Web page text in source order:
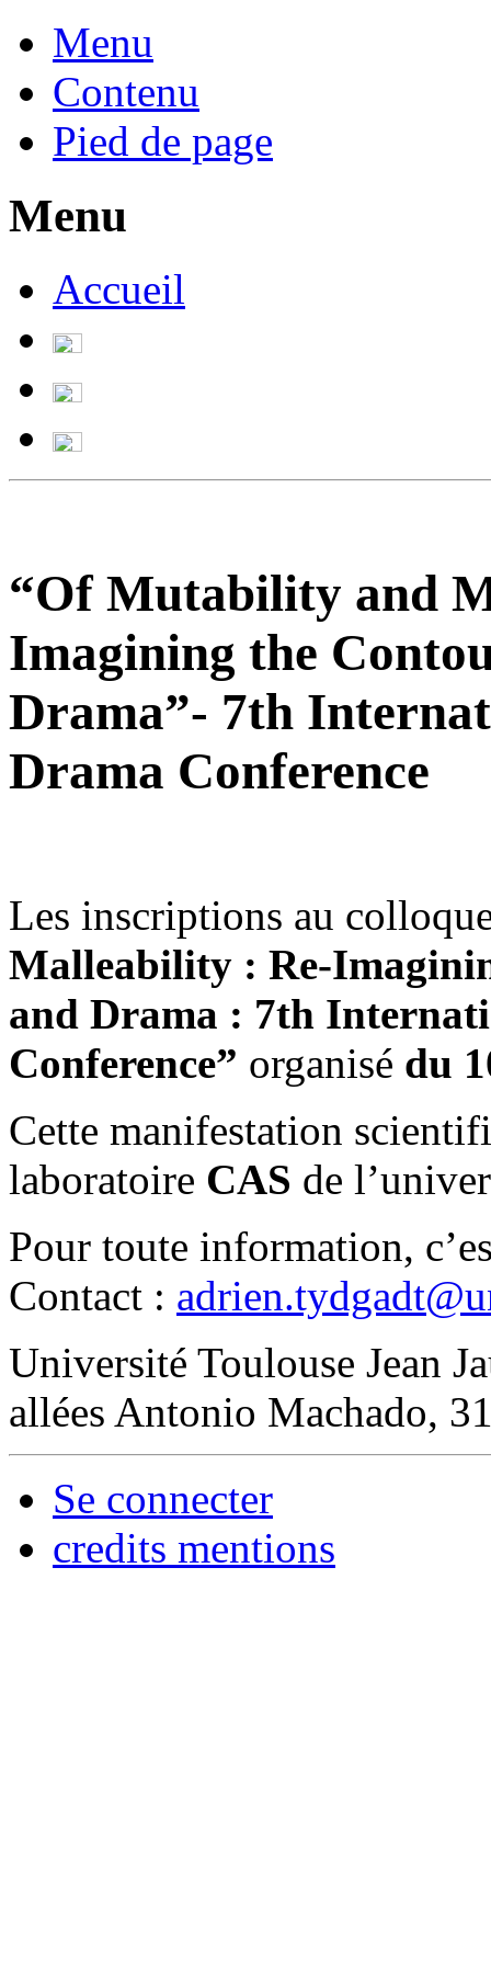
Menu
Contenu
Pied de page
Menu
Accueil
“Of Mutability and
Imagining the
Drama”- 7th
Drama Conference
Les inscriptions au
Malleability : Re-
and Drama : 7th
Conference” organisé du
Cette manifestation
laboratoire CAS de
Pour toute information,
Contact :
Université Toulouse Jean
allées Antonio Machado,
Se connecter
credits mentions